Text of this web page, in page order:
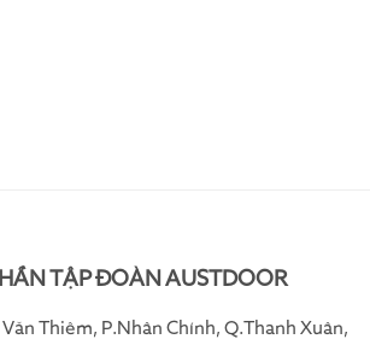
TẬP ĐOÀN AUSTDOOR
Thiêm, P.Nhân Chính, Q.Thanh Xuân,